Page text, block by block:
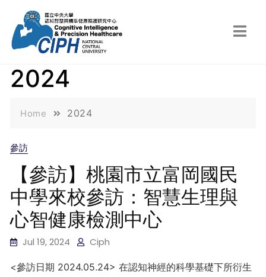
2024
Home 2024
參訪
【參訪】桃園市立富岡國民
中學來校參訪：智慧生理與
心智健康檢測中心
Jul 19, 2024 Ciph
<參訪日期 2024.05.24> 在認知神經的科學基礎下所衍生